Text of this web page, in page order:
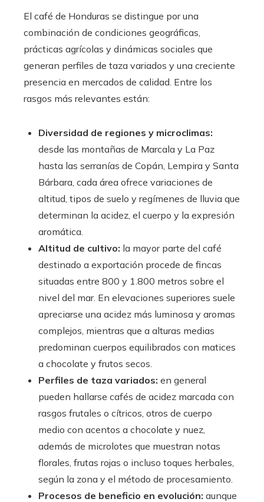
El café de Honduras se distingue por una
combinación de condiciones geográficas,
prácticas agrícolas y dinámicas sociales que
generan perfiles de taza variados y una creciente
presencia en mercados de calidad. Entre los
rasgos más relevantes están:
Diversidad de regiones y microclimas:
desde las montañas de Marcala y La Paz
hasta las serranías de Copán, Lempira y Santa
Bárbara, cada área ofrece variaciones de
altitud, tipos de suelo y regímenes de lluvia que
determinan la acidez, el cuerpo y la expresión
aromática.
Altitud de cultivo: la mayor parte del café
destinado a exportación procede de fincas
situadas entre 800 y 1.800 metros sobre el
nivel del mar. En elevaciones superiores suele
apreciarse una acidez más luminosa y aromas
complejos, mientras que a alturas medias
predominan cuerpos equilibrados con matices
a chocolate y frutos secos.
Perfiles de taza variados: en general
pueden hallarse cafés de acidez marcada con
rasgos frutales o cítricos, otros de cuerpo
medio con acentos a chocolate y nuez,
además de microlotes que muestran notas
florales, frutas rojas o incluso toques herbales,
según la zona y el método de procesamiento.
Procesos de beneficio en evolución: aunque